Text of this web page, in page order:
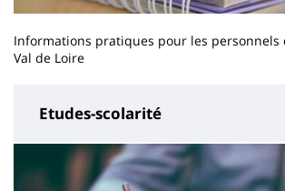
Informations pratiques pour les personnels
Val de Loire
Etudes-scolarité